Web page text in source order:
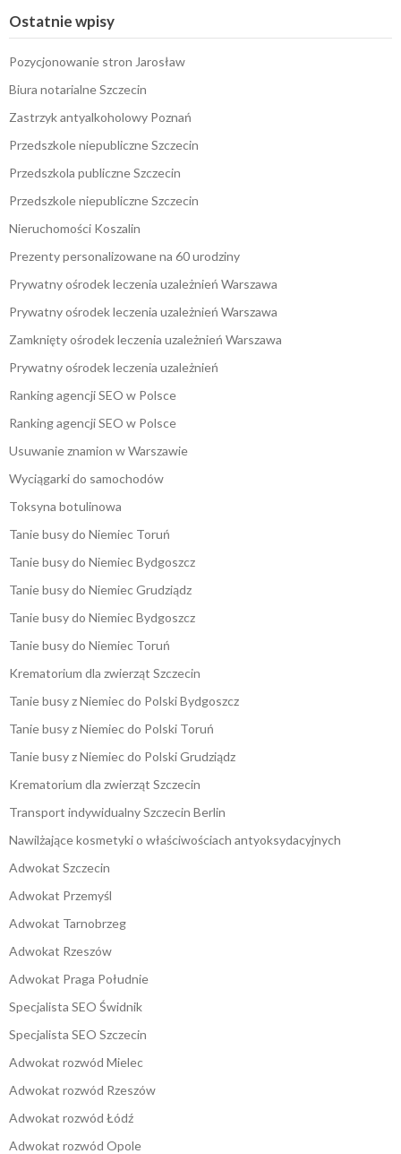
Ostatnie wpisy
Pozycjonowanie stron Jarosław
Biura notarialne Szczecin
Zastrzyk antyalkoholowy Poznań
Przedszkole niepubliczne Szczecin
Przedszkola publiczne Szczecin
Przedszkole niepubliczne Szczecin
Nieruchomości Koszalin
Prezenty personalizowane na 60 urodziny
Prywatny ośrodek leczenia uzależnień Warszawa
Prywatny ośrodek leczenia uzależnień Warszawa
Zamknięty ośrodek leczenia uzależnień Warszawa
Prywatny ośrodek leczenia uzależnień
Ranking agencji SEO w Polsce
Ranking agencji SEO w Polsce
Usuwanie znamion w Warszawie
Wyciągarki do samochodów
Toksyna botulinowa
Tanie busy do Niemiec Toruń
Tanie busy do Niemiec Bydgoszcz
Tanie busy do Niemiec Grudziądz
Tanie busy do Niemiec Bydgoszcz
Tanie busy do Niemiec Toruń
Krematorium dla zwierząt Szczecin
Tanie busy z Niemiec do Polski Bydgoszcz
Tanie busy z Niemiec do Polski Toruń
Tanie busy z Niemiec do Polski Grudziądz
Krematorium dla zwierząt Szczecin
Transport indywidualny Szczecin Berlin
Nawilżające kosmetyki o właściwościach antyoksydacyjnych
Adwokat Szczecin
Adwokat Przemyśl
Adwokat Tarnobrzeg
Adwokat Rzeszów
Adwokat Praga Południe
Specjalista SEO Świdnik
Specjalista SEO Szczecin
Adwokat rozwód Mielec
Adwokat rozwód Rzeszów
Adwokat rozwód Łódź
Adwokat rozwód Opole